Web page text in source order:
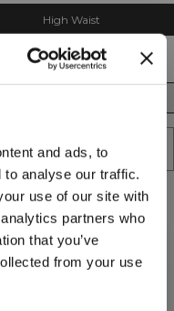
and ads, to
to analyse our traffic.
use of our site with
partners who
that you’ve
from your use
High Waist
Terry High Waist
vilodagar och allt
är andningsbart och skönt
ger dig utrymme att röra dig.
anpassa passformen, och